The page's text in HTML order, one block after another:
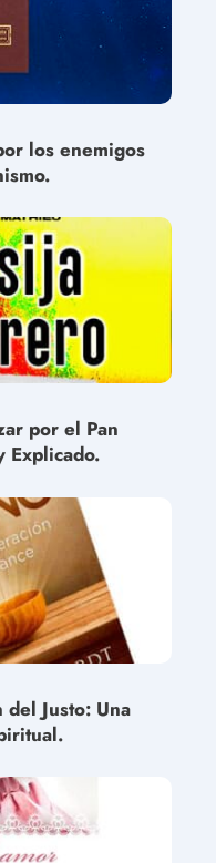
los enemigos
por el Pan
Explicado.
Justo: Una